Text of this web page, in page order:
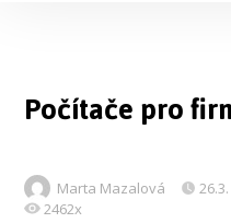
Počítače pro
Marta Mazalová
2462x